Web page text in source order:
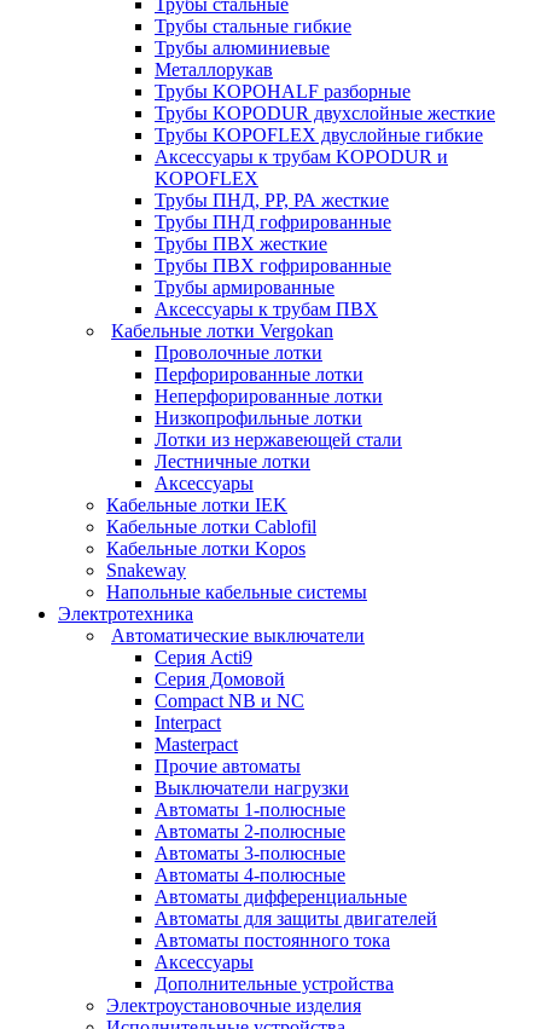
Трубы стальные гибкие
Трубы алюминиевые
Металлорукав
Трубы KOPOHALF разборные
Трубы KOPODUR двухслойные жесткие
Трубы KOPOFLEX двуслойные гибкие
Аксессуары к трубам KOPODUR и
KOPOFLEX
Трубы ПНД, РР, РА жесткие
Трубы ПНД гофрированные
Трубы ПВХ жесткие
Трубы ПВХ гофрированные
Трубы армированные
Аксессуары к трубам ПВХ
Кабельные лотки Vergokan
Проволочные лотки
Перфорированные лотки
Неперфорированные лотки
Низкопрофильные лотки
Лотки из нержавеющей стали
Лестничные лотки
Аксессуары
Кабельные лотки IEK
Кабельные лотки Cablofil
Кабельные лотки Kopos
Snakeway
Напольные кабельные системы
Электротехника
Автоматические выключатели
Серия Acti9
Серия Домовой
Compact NB и NC
Interpact
Masterpact
Прочие автоматы
Выключатели нагрузки
Автоматы 1-полюсные
Автоматы 2-полюсные
Автоматы 3-полюсные
Автоматы 4-полюсные
Автоматы дифференциальные
Автоматы для защиты двигателей
Автоматы постоянного тока
Аксессуары
Дополнительные устройства
Электроустановочные изделия